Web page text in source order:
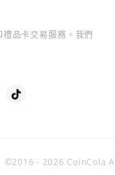
品卡交易服務。我們
©2016 - 2026 CoinCola